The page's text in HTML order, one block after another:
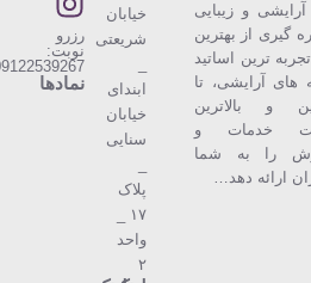
و زیبایی
گیری از بهترین
ترین اساتید
های آرایشی، تا
و بالاترین
خدمات و
را به شما
ارائه دهد…
خیابان
شریعتی
ابندای
خیابان
سنایی
پلاک
واحد
۲
رزرو
نوبت:
نمادها